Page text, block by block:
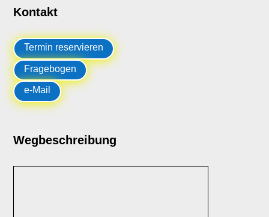
Kontakt
Termin reservieren
Fragebogen
e-Mail
Wegbeschreibung